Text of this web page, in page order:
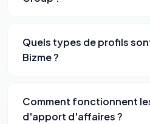
Quels types de profils
Bizme ?
Comment fonctionnent
d'apport d'affaires ?